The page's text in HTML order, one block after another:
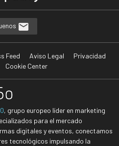
Feed Aviso Legal
Privacidad
Cookie Center
, grupo europeo líder en marketing
para el mercado
digitales y eventos, conectamos
tecnológicos impulsando la